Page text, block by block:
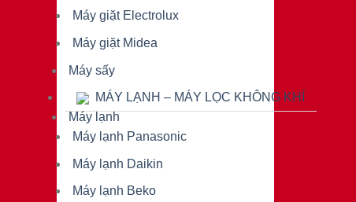
Máy giặt Electrolux
Máy giặt Midea
Máy sấy
MÁY LẠNH – MÁY LỌC KHÔNG KHÍ
Máy lạnh
Máy lạnh Panasonic
Máy lạnh Daikin
Máy lạnh Beko